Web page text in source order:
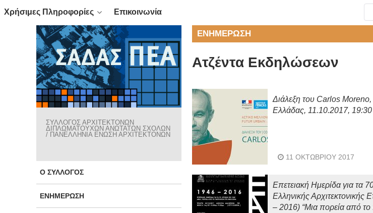
Χρήσιμες Πληροφορίες Επικοινωνία
for:
ΣΥΛΛΟΓΟΣ ΑΡΧΙΤΕΚΤΟΝΩΝ
ΔΙΠΛΩΜΑΤΟΥΧΩΝ ΑΝΩΤΑΤΩΝ ΣΧΟΛΩΝ
/ ΠΑΝΕΛΛΗΝΙΑ ΕΝΩΣΗ ΑΡΧΙΤΕΚΤΟΝΩΝ
Ο ΣΎΛΛΟΓΟΣ
ΕΝΗΜΈΡΩΣΗ
ΕΝΗΜΈΡΩΣΗ
Ατζέντα Εκδηλώσεων
Διάλεξη του Carlos Moreno,
Ελλάδας, 11.10.2017, 19:30
11 ΟΚΤΩΒΡΊΟΥ 2017
Επετειακή Ημερίδα για τα
Ελληνικής Αρχιτεκτονικής
– 2016) “Μια πορεία από